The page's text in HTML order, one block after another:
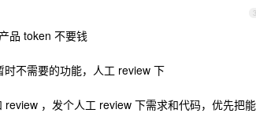
3
品 token 不要钱
不需要的功能，人工 review 下
，发个人工 review 下需求和代码，优先把能